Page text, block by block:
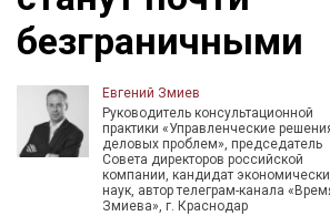
безграничными
Евгений Змиев
Руководитель консультационной
практики «Управленческие
деловых проблем», председатель
Совета директоров российской
компании, кандидат
наук, автор телеграм-канала
Змиева», г. Краснодар